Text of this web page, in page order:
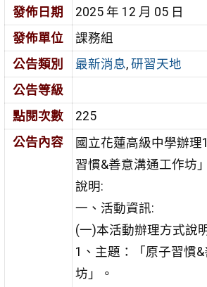
發佈日期
2025 年 12 月 05 日
發佈單位
課務組
公告類別
最新消息, 研習天地
公告等級
點閱次數
225
公告內容
國立花蓮高級中學辦理
習慣&善意溝通工作坊
說明:
一、活動資訊:
(一)本活動辦理方式說
1、主題：「原子習慣
坊」。